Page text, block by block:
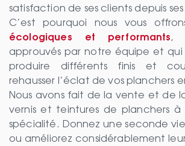
satisfaction de ses clients depuis
C’est pourquoi nous vous
écologiques et performants,
approuvés par notre équipe et
produire différents finis et
rehausser l’éclat de vos planchers
Nous avons fait de la vente et de
vernis et teintures de planchers à
spécialité. Donnez une seconde
ou améliorez considérablement